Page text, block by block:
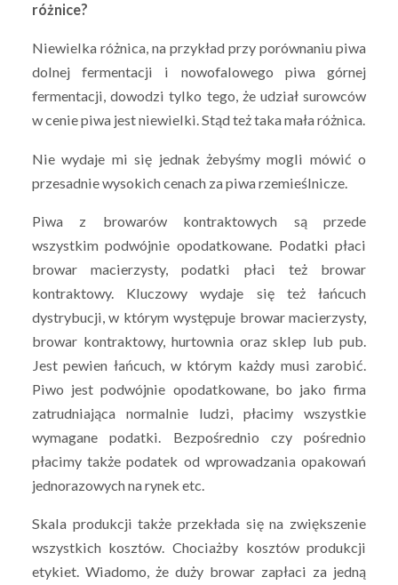
różnice?
Niewielka różnica, na przykład przy porównaniu piwa
dolnej fermentacji i nowofalowego piwa górnej
fermentacji, dowodzi tylko tego, że udział surowców
w cenie piwa jest niewielki. Stąd też taka mała różnica.
Nie wydaje mi się jednak żebyśmy mogli mówić o
przesadnie wysokich cenach za piwa rzemieślnicze.
Piwa z browarów kontraktowych są przede
wszystkim podwójnie opodatkowane. Podatki płaci
browar macierzysty, podatki płaci też browar
kontraktowy. Kluczowy wydaje się też łańcuch
dystrybucji, w którym występuje browar macierzysty,
browar kontraktowy, hurtownia oraz sklep lub pub.
Jest pewien łańcuch, w którym każdy musi zarobić.
Piwo jest podwójnie opodatkowane, bo jako firma
zatrudniająca normalnie ludzi, płacimy wszystkie
wymagane podatki. Bezpośrednio czy pośrednio
płacimy także podatek od wprowadzania opakowań
jednorazowych na rynek etc.
Skala produkcji także przekłada się na zwiększenie
wszystkich kosztów. Chociażby kosztów produkcji
etykiet. Wiadomo, że duży browar zapłaci za jedną